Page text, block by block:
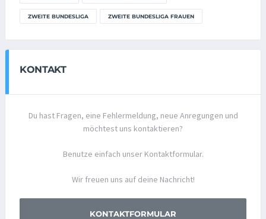
ZWEITE BUNDESLIGA ZWEITE BUNDESLIGA FRAUEN
KONTAKT
Du hast Fragen, eine Fehlermeldung, neue Anregungen und
möchtest uns kontaktieren?
Benutze einfach unser Kontaktformular.
Wir freuen uns auf deine Nachricht!
KONTAKTFORMULAR